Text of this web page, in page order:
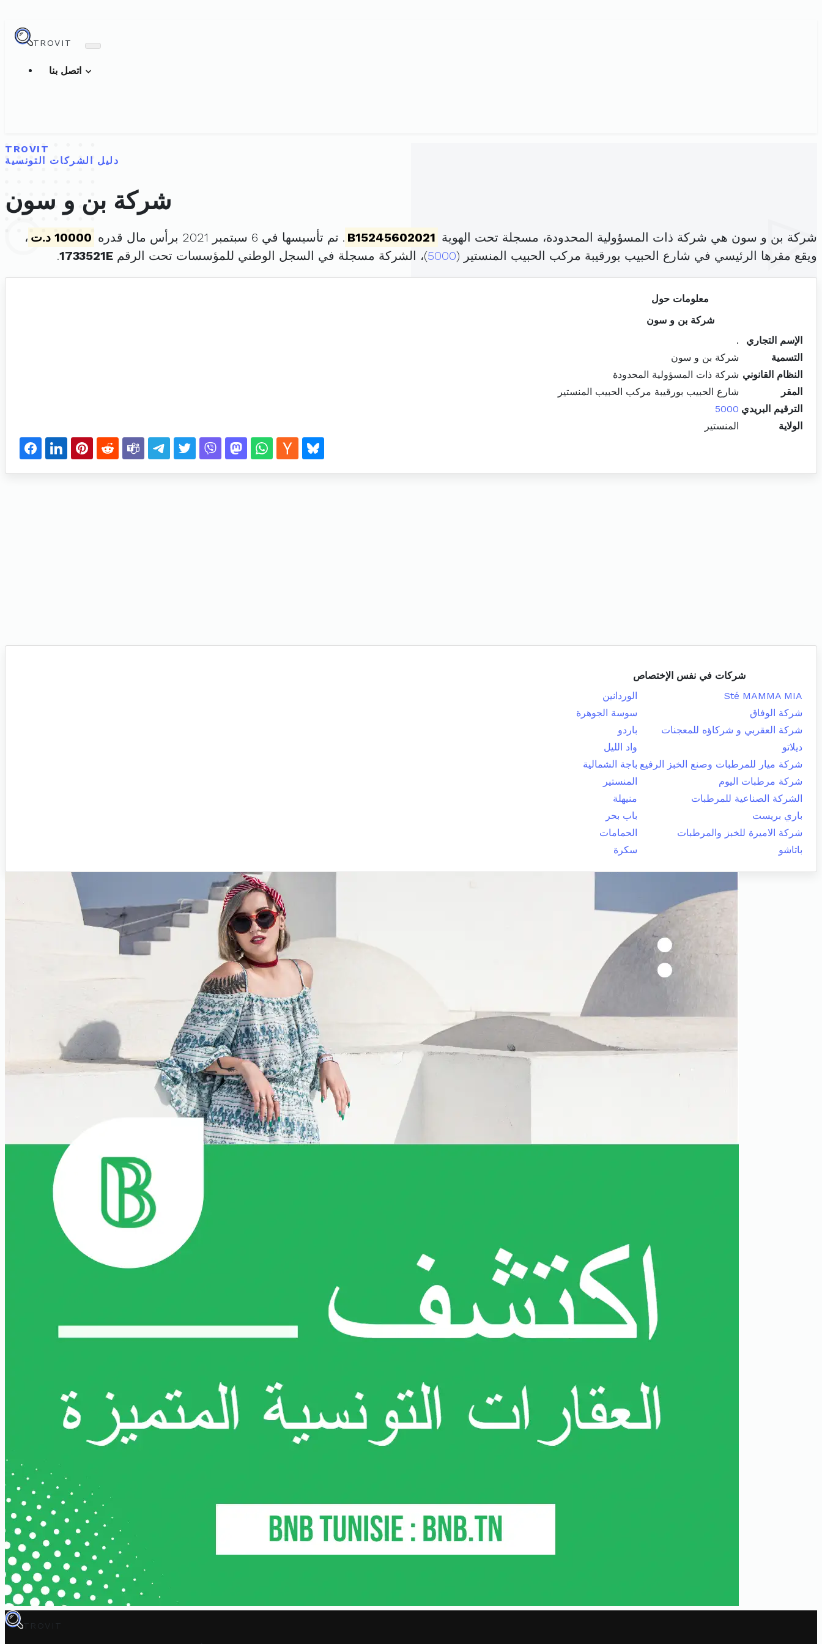
TROVIT
TROVIT
دليل الشركات التونسية
شركة بن و سون
شركة بن و سون هي شركة ذات المسؤولية المحدودة، مسجلة تحت الهوية B15245602021 . تم تأسيسها في 6 سبتمبر 2021 برأس مال قدره 10000 د.ت
،
ويقع مقرها الرئيسي في شارع الحبيب بورقيبة مركب الحبيب المنستير (5000)، الشركة مسجلة في السجل الوطني للمؤسسات تحت الرقم 1733521E
.
معلومات حول
شركة بن و سون
الإسم التجاري
.
التسمية
شركة بن و سون
النظام القانوني شركة ذات المسؤولية المحدودة
المقر
شارع الحبيب بورقيبة مركب الحبيب المنستير
الترقيم البريدي 5000
الولاية
المنستير
شركات في نفس الإختصاص
Sté MAMMA MIA
الوردانين
شركة الوفاق
سوسة الجوهرة
شركة العقربي و شركاؤه للمعجنات
باردو
ديلاتو
واد الليل
شركة ميار للمرطبات وصنع الخبز الرفيع باجة الشمالية
شركة مرطبات اليوم
المنستير
الشركة الصناعية للمرطبات
منيهلة
باري بريست
باب بحر
شركة الاميرة للخبز والمرطبات
الحمامات
باتاشو
سكرة
TROVIT